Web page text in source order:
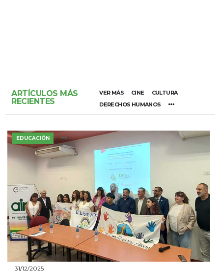
ARTÍCULOS MÁS
RECIENTES
VER MÁS CINE
CULTURA
DERECHOS HUMANOS
EDUCACIÓN
31/12/2025